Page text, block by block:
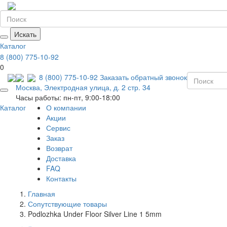
Искать
Каталог
8 (800) 775-10-92
0
8 (800) 775-10-92 Заказать обратный звонок
Москва, Электродная улица, д. 2 стр. 34
Часы работы: пн-пт, 9:00-18:00
Каталог
О компании
Акции
Сервис
Заказ
Возврат
Доставка
FAQ
Контакты
Главная
Сопутствующие товары
Podlozhka Under Floor Silver Line 1 5mm